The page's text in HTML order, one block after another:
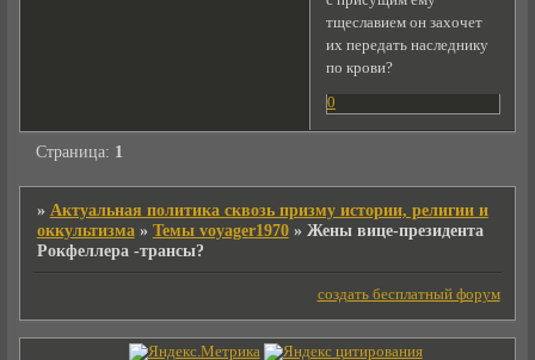
тщеславием он захочет
их передать наследнику
по крови?
0
Страница: 1
» Актуальная политика сквозь призму истории, религии и
оккультизма » Темы voyager1970 » Жены вице-президента
Рокфеллера -трансы?
создать бесплатный форум